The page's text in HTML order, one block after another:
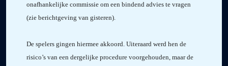
onafhankelijke commissie om een bindend advies te vragen
(zie berichtgeving van gisteren).
De spelers gingen hiermee akkoord. Uiteraard werd hen de
risico’s van een dergelijke procedure voorgehouden, maar de